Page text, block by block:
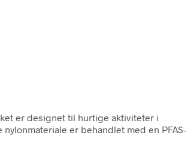
er designet til hurtige aktiviteter i
er behandlet med en PFAS-